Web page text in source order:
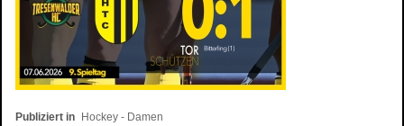
Publiziert in Hockey - Damen